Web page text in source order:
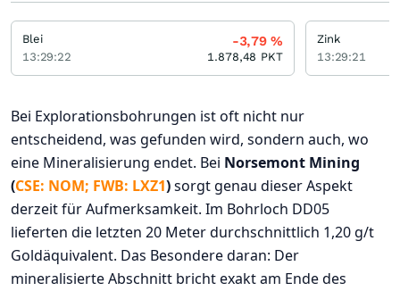
Bei Explorationsbohrungen ist oft nicht nur
entscheidend, was gefunden wird, sondern auch, wo
eine Mineralisierung endet. Bei Norsemont Mining
(CSE: NOM; FWB: LXZ1)sorgt genau dieser Aspekt
derzeit für Aufmerksamkeit. Im Bohrloch DD05
lieferten die letzten 20 Meter durchschnittlich 1,20 g/t
Goldäquivalent. Das Besondere daran: Der
mineralisierte Abschnitt bricht exakt am Ende des
Blei
13:29:22
-3,79%
1.878,48 PKT
Zink
13:29:21